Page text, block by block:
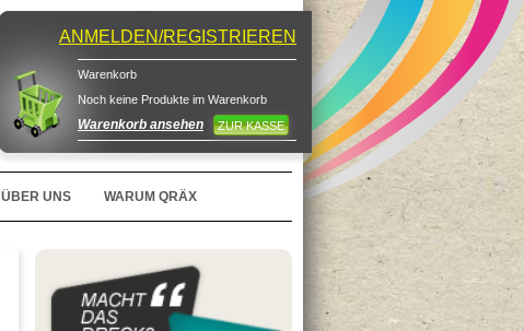
ANMELDEN/REGISTRIEREN
Warenkorb
Noch keine Produkte im Warenkorb
Warenkorb ansehen ZUR KASSE
ÜBER UNS WARUM QRÄX